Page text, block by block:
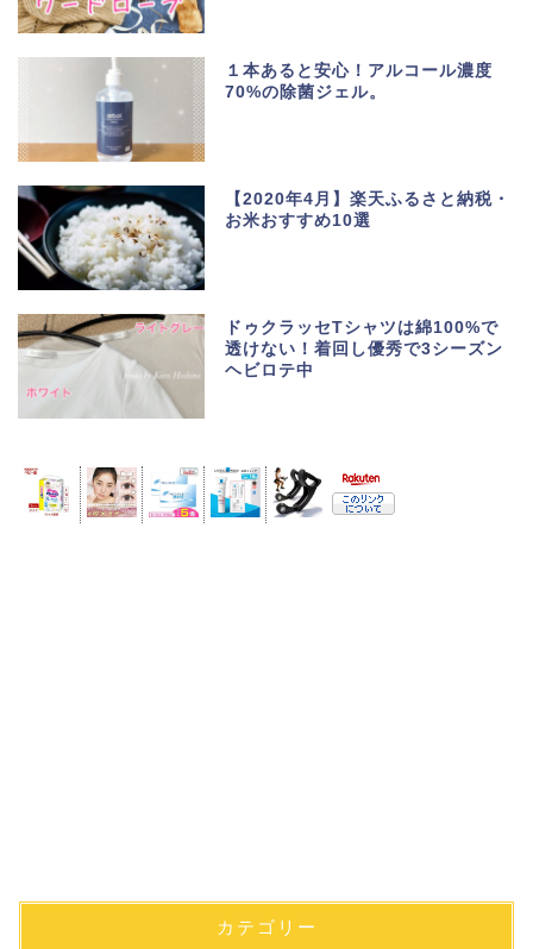
１本あると安心！アルコール濃度
70%の除菌ジェル。
【2020年4月】楽天ふるさと納税・
お米おすすめ10選
ドゥクラッセTシャツは綿100%で
透けない！着回し優秀で3シーズン
ヘビロテ中
カテゴリー